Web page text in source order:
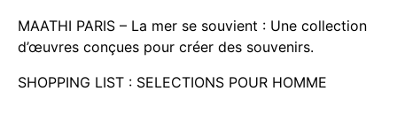
MAATHI PARIS – La mer se souvient : Une collection
d’œuvres conçues pour créer des souvenirs.
SHOPPING LIST : SELECTIONS POUR HOMME